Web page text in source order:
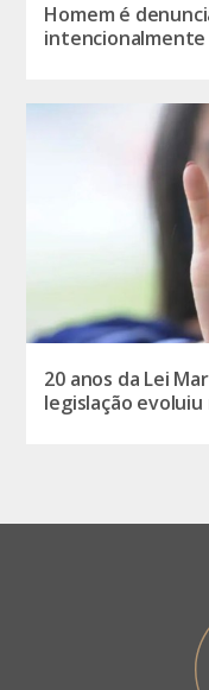
Homem é
intencionalmente
20 anos da Lei
legislação